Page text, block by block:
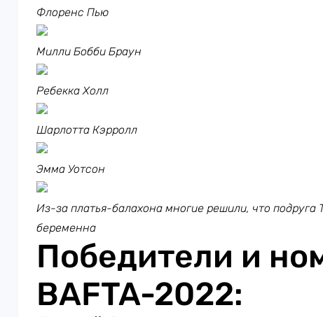
Флоренс Пью
Милли Бобби Браун
Ребекка Холл
Шарлотта Кэрролл
Эмма Уотсон
Из-за платья-балахона многие решили, что
беременна
Победители и
BAFTA-2022: